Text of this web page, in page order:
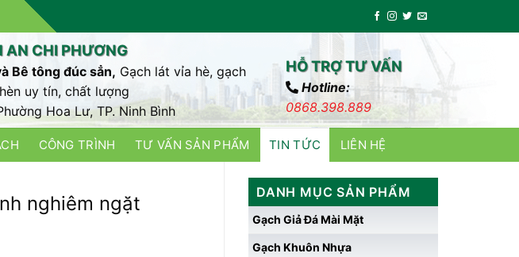
AN CHI PHƯƠNG
Bê tông đúc sẳn, Gạch lát vỉa hè, gạch
uy tín, chất lượng
Hoa Lư, TP. Ninh Bình
HỖ TRỢ TƯ VẤN
Hotline:
0868.398.889
CÔNG TRÌNH TƯ VẤN SẢN PHẨM TIN TỨC LIÊN HỆ
nghiêm ngặt DANH MỤC SẢN PHẨM
Gạch Giả Đá Mài Mặt
Gạch Khuôn Nhựa